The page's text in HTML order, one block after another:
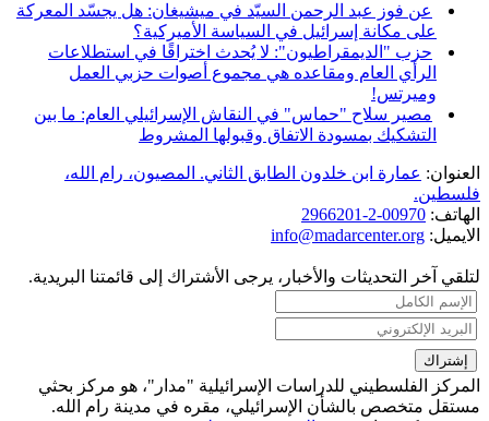
عن فوز عبد الرحمن السيّد في ميشيغان: هل يجسّد المعركة
على مكانة إسرائيل في السياسة الأميركية؟
حزب "الديمقراطيون": لا يُحدث اختراقًا في استطلاعات
الرأي العام ومقاعده هي مجموع أصوات حزبي العمل
وميرتس!
مصير سلاح "حماس" في النقاش الإسرائيلي العام: ما بين
التشكيك بمسودة الاتفاق وقبولها المشروط
العنوان: عمارة ابن خلدون الطابق الثاني. المصيون، رام الله،
فلسطين.
الهاتف: 00970-2-2966201
الايميل: info@madarcenter.org
لتلقي آخر التحديثات والأخبار، يرجى الأشتراك إلى قائمتنا البريدية.
المركز الفلسطيني للدراسات الإسرائيلية "مدار"، هو مركز بحثي
مستقل متخصص بالشأن الإسرائيلي، مقره في مدينة رام الله.